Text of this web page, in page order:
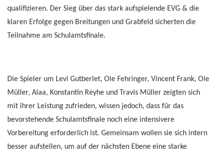
qualifizieren. Der Sieg über das stark aufspielende EVG & die
klaren Erfolge gegen Breitungen und Grabfeld sicherten die
Teilnahme am Schulamtsfinale.
Die Spieler um Levi Gutberlet, Ole Fehringer, Vincent Frank, Ole
Müller, Alaa, Konstantin Reyhe und Travis Müller zeigten sich
mit ihrer Leistung zufrieden, wissen jedoch, dass für das
bevorstehende Schulamtsfinale noch eine intensivere
Vorbereitung erforderlich ist. Gemeinsam wollen sie sich intern
besser aufstellen, um auf der nächsten Ebene eine starke